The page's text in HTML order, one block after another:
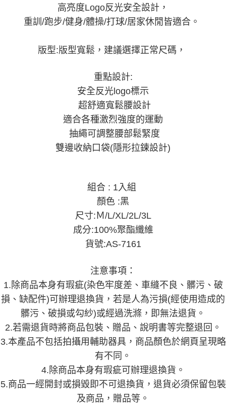
消。如遇「轉專審核」未通過狀況，表示未達大哥付你分期系統評分，恕無
法說明評估內容。
【繳款方式說明】
2.透過簡訊連結打開帳單後，可選擇「超商條碼／台灣大直營門市／銀行轉
1.本服務係由「台灣大哥大股份有限公司」（以下簡稱本公司）所提供，讓
用戶於交易時，得透過本服務購買商品或服務，並由商店將買賣／分期付款
買賣價金債權讓與本公司後，依約使用本公司帳單繳交帳款。
2.基於同意付款使用「大哥付你分期」之契約關係目的，商店將以您的個人
資料（包含姓名、電話或地址）提供予台灣大哥大進項蒐集、處理及利用，
由本公司與您本人進行分期帳單所需資料之確認、核對及更正。
3.完整用戶服務條款，請詳閱以下連結：https://oppay.tw/userRule
１．簡單：不需註冊會員、不需綁卡、不需儲值。
２．便利：只要手機號碼，簡訊認證，即可結帳。
３．安心：先確認商品／服務後，再付款。
１．於結帳方式選擇「AFTEE先享後付」後，將跳轉至「AFTEE先享後付」
３．收到繳費通知簡訊後14天內，點擊此簡訊中的連結，可透過四大超商／
ATM／網路銀行／等多元方式進行付款，方視為交易完成。
※ 請注意：結帳手續完成當下不需立刻繳費，但若您需要取消訂單，請聯絡
購買商品的店家。未經商家同意取消之訂單仍視為有效，需透過AFTEE先享
後付繳納相關費用。
※ 交易是否成功請以「AFTEE先享後付 」之結帳頁面顯示為準，若有關於
是否繳費成功／繳費後需取消欲退款等相關疑問，請聯繫「AFTEE先享後付
權轉讓予恩沛科技股份有限公司。
２．關於個人資料處理事宜，請瀏覽以下網址：
３．未成年的使用者請事先徵得法定代理人或監護人之同意方可使用
４．使用「AFTEE先享後付」時，將依據個別帳號之用戶狀況，依本公司即
時審查核予不同之上限額度；若仍有額度不足之情形，本公司將視審查結果
５．嚴禁一人註冊多個帳號或使用他人資訊註冊。若發現惡意使用之情形，
AREX SPORT-宅配
高亮度Logo反光安全設計，
重訓/跑步/健身/體操/打球/居家休閒皆適合。
版型:版型寬鬆，建議選擇正常尺碼，
重點設計:
安全反光logo標示
超舒適寬鬆腰設計
適合各種激烈強度的運動
抽繩可調整腰部鬆緊度
雙邊收納口袋(隱形拉鍊設計)
組合 : 1入組
顏色 :黑
尺寸:Ｍ/L/XL/2L/3L
成分:100%聚酯纖維
貨號:AS-7161
注意事項：
1.除商品本身有瑕疵(染色牢度差、車縫不良、髒污、破
損、缺配件)可辦理退換貨，若是人為污損(經使用造成的
髒污、破損或勾紗)或經過洗滌，即無法退貨。
2.若需退貨時將商品包裝、贈品、說明書等完整退回。
3.本產品不包括拍攝用輔助器具，商品顏色於網頁呈現略
有不同。
4.除商品本身有瑕疵可辦理退換貨。
5.商品一經開封或損毀即不可退換貨，退貨必須保留包裝
及商品，贈品等。